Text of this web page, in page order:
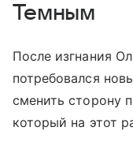
Темным
После изгнания
потребовался
сменить сторону
который на этот